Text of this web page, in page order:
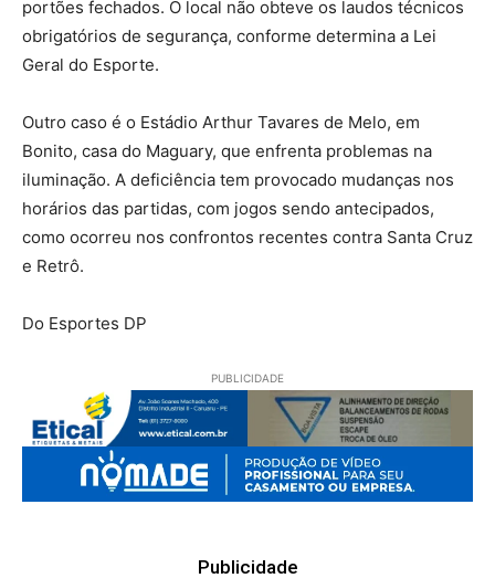
portões fechados. O local não obteve os laudos técnicos
obrigatórios de segurança, conforme determina a Lei
Geral do Esporte.
Outro caso é o Estádio Arthur Tavares de Melo, em
Bonito, casa do Maguary, que enfrenta problemas na
iluminação. A deficiência tem provocado mudanças nos
horários das partidas, com jogos sendo antecipados,
como ocorreu nos confrontos recentes contra Santa Cruz
e Retrô.
Do Esportes DP
PUBLICIDADE
Publicidade